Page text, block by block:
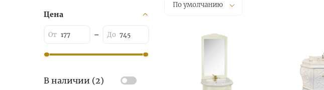
По умолчанию
Цена
В наличии (2)